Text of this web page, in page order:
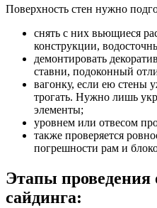
Поверхность стен нужно
снять с них вьющиеся
конструкции,
демонтировать
ставни, подоконный
вагонку, если ею
трогать. Нужно лишь
элементы;
уровнем или отвесом
также проверяется
погрешности рам и
Этапы проведения
сайдинга: